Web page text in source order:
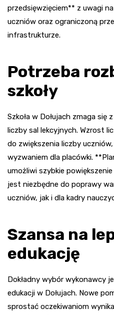
przedsięwzięciem** z uwagi
uczniów oraz ograniczoną
infrastrukturze.
Potrzeba
szkoły
Szkoła w Dołujach zmaga się
liczby sal lekcyjnych. Wzrost
do zwiększenia liczby
wyzwaniem dla placówki.
umożliwi szybkie
jest niezbędne do poprawy
uczniów, jak i dla kadry
Szansa na
edukację
Dokładny wybór wykonawcy
edukacji w Dołujach. Nowe
sprostać oczekiwaniom